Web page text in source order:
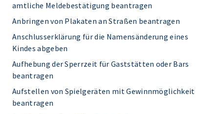
amtliche Meldebestätigung beantragen
Anbringen von Plakaten an Straßen beantragen
Anschlusserklärung für die Namensänderung eines
Kindes abgeben
Aufhebung der Sperrzeit für Gaststätten oder Bars
beantragen
Aufstellen von Spielgeräten mit Gewinnmöglichkeit
beantragen